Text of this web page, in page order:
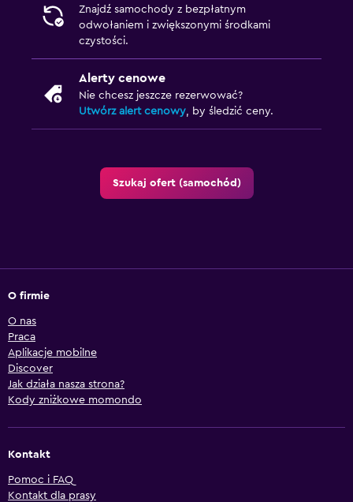
Znajdź samochody z bezpłatnym
odwołaniem i zwiększonymi środkami
czystości.
Alerty cenowe
Nie chcesz jeszcze rezerwować?
Utwórz alert cenowy, by śledzić ceny.
Szukaj ofert (samochód)
O firmie
O nas
Praca
Aplikacje mobilne
Discover
Jak działa nasza strona?
Kody zniżkowe momondo
Kontakt
Pomoc i FAQ
Kontakt dla prasy